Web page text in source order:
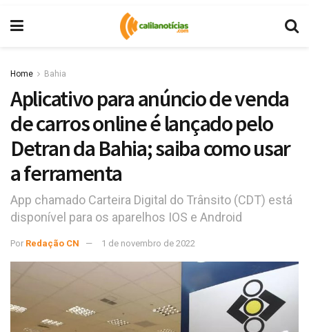
Home Bahia
Aplicativo para anúncio de venda
de carros online é lançado pelo
Detran da Bahia; saiba como usar
a ferramenta
App chamado Carteira Digital do Trânsito (CDT) está
disponível para os aparelhos IOS e Android
Por Redação CN 1 de novembro de 2022